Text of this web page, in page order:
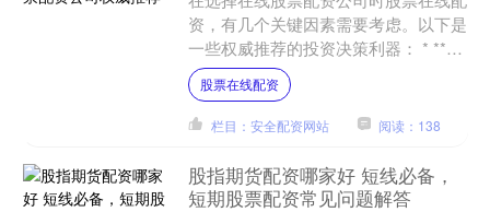
资，有几个关键因素需要考虑。以下是
一些权威推荐的投资决策利器： * **放
大收益：**通过杠杆作用，投资者可以
放大自己的投资收....
股票在线配资
栏目：安全配资网站 阅读：138
股指期货配资哪家好 短线必备，
短期股票配资常见问题解答